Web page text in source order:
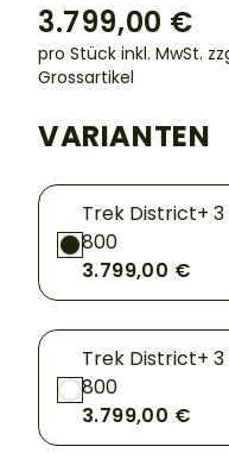
3.799,00 €
pro Stück inkl. MwSt.
Grossartikel
VARIANTEN
Trek District+ 3
800
3.799,00 €
Trek District+ 3
800
3.799,00 €